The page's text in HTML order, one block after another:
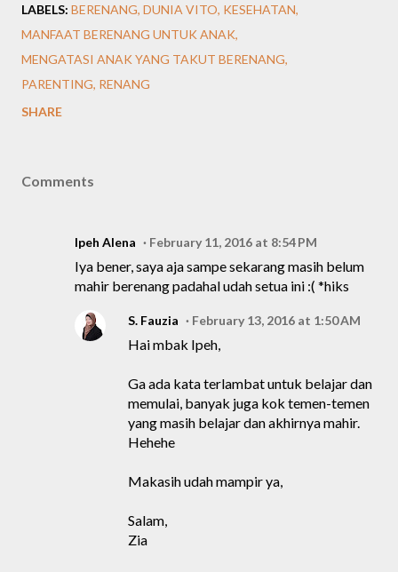
LABELS: BERENANG DUNIA VITO KESEHATAN
MANFAAT BERENANG UNTUK ANAK
MENGATASI ANAK YANG TAKUT BERENANG
PARENTING RENANG
SHARE
Comments
Ipeh Alena February 11, 2016 at 8:54 PM
Iya bener, saya aja sampe sekarang masih belum
mahir berenang padahal udah setua ini :( *hiks
S. Fauzia February 13, 2016 at 1:50 AM
Hai mbak Ipeh,
Ga ada kata terlambat untuk belajar dan
memulai, banyak juga kok temen-temen
yang masih belajar dan akhirnya mahir.
Hehehe
Makasih udah mampir ya,
Salam,
Zia